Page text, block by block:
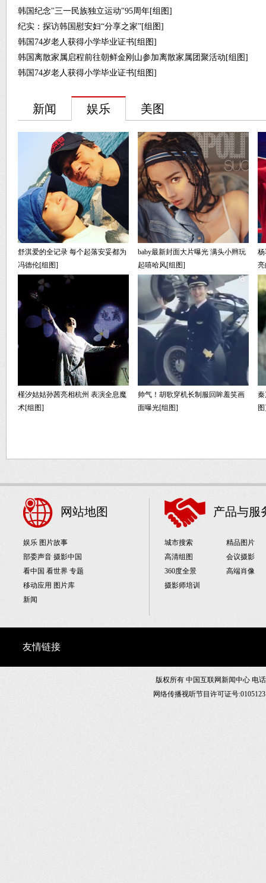
韩国纪念"三一民族独立运动"95周年[组图]
纪实：探访韩国慰安妇“分享之家”[组图]
韩国74岁老人获得小学毕业证书[组图]
韩国离散家属启程前往朝鲜金刚山参加离散家属团聚活动[组图]
韩国74岁老人获得小学毕业证书[组图]